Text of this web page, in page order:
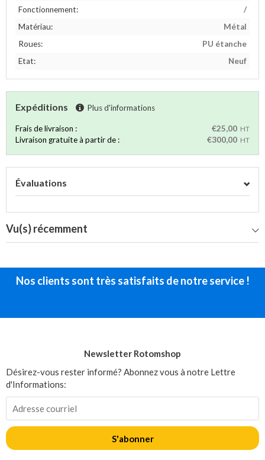
Fonctionnement:
/
Matériau:
Métal
Roues:
PU étanche
Etat:
Neuf
Expéditions Plus d'informations
Frais de livraison : €25,00 HT
Livraison gratuite à partir de : €300,00 HT
Évaluations
Vu(s) récemment
Nos clients sont très satisfaits de notre service !
Newsletter Rotomshop
Désirez-vous rester informé? Abonnez vous à notre Lettre
d'Informations:
S'abonner